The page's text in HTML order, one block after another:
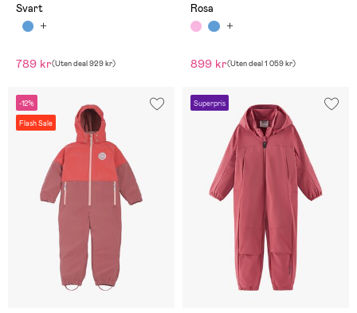
Svart
789 kr(Uten deal929 kr)
Rosa
899 kr(Uten deal1 059 kr)
-12%
Flash Sale
Superpris